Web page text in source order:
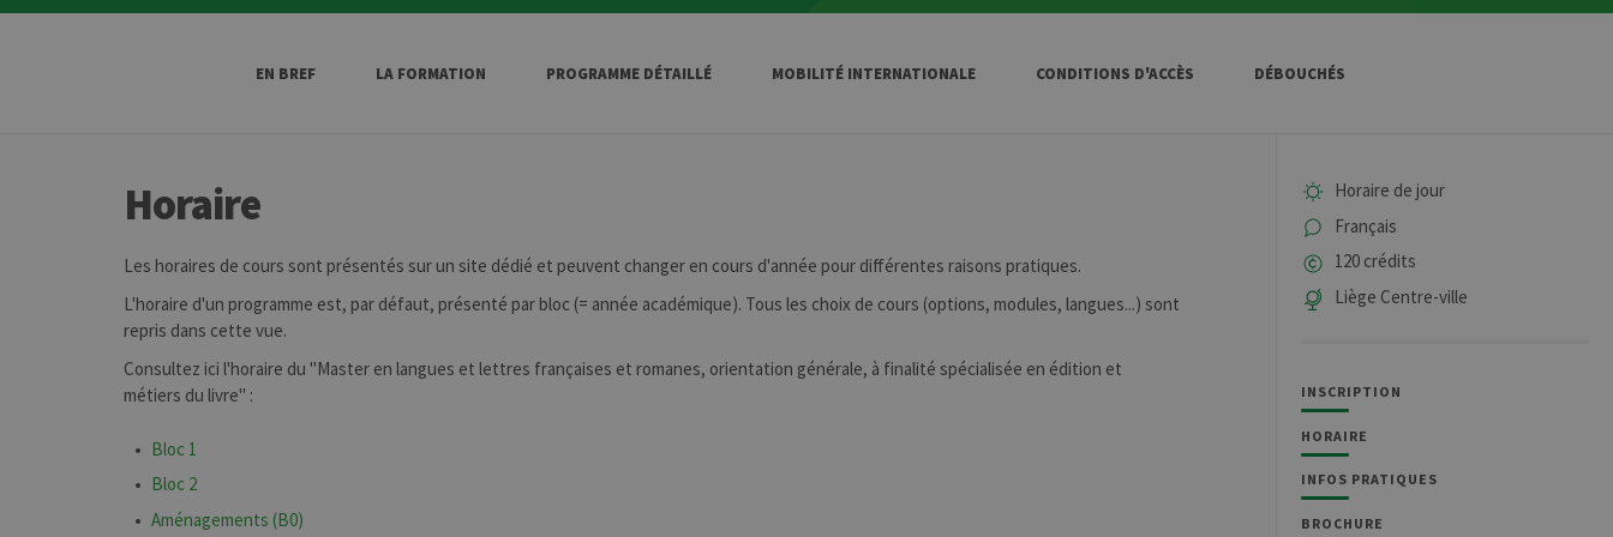
EN BREF LA FORMATION PROGRAMME DÉTAILLÉ MOBILITÉ INTERNATIONALE CONDITIONS D'ACCÈS DÉBOUCHÉS
Horaire de jour
Français
120 crédits
Liège Centre-ville
INSCRIPTION
HORAIRE
INFOS PRATIQUES
BROCHURE
Horaire
Les horaires de cours sont présentés sur un site dédié et peuvent changer en cours d'année pour différentes raisons pratiques.
L'horaire d'un programme est, par défaut, présenté par bloc (= année académique). Tous les choix de cours (options, modules, langues...) sont
repris dans cette vue.
Consultez ici l'horaire du "Master en langues et lettres françaises et romanes, orientation générale, à finalité spécialisée en édition et
métiers du livre" :
Bloc 1
Bloc 2
Aménagements (B0)